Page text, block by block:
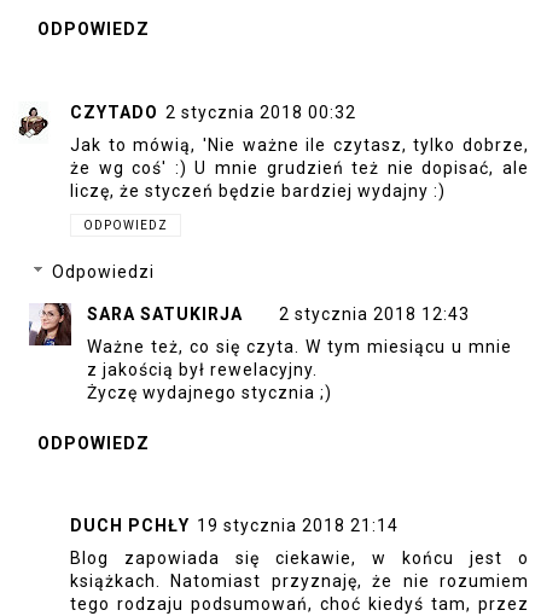
ODPOWIEDZ
CZYTADO 2 stycznia 2018 00:32
Jak to mówią, 'Nie ważne ile czytasz, tylko dobrze,
że wg coś' :) U mnie grudzień też nie dopisać, ale
liczę, że styczeń będzie bardziej wydajny :)
ODPOWIEDZ
Odpowiedzi
SARA SATUKIRJA
2 stycznia 2018 12:43
Ważne też, co się czyta. W tym miesiącu u mnie
z jakością był rewelacyjny.
Życzę wydajnego stycznia ;)
ODPOWIEDZ
DUCH PCHŁY 19 stycznia 2018 21:14
Blog zapowiada się ciekawie, w końcu jest o
książkach. Natomiast przyznaję, że nie rozumiem
tego rodzaju podsumowań, choć kiedyś tam, przez